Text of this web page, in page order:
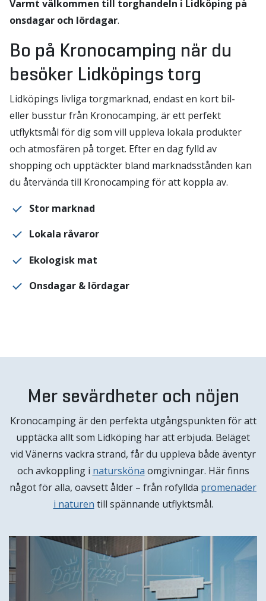
Varmt välkommen till torghandeln i Lidköping på
onsdagar och lördagar.
Bo på Kronocamping när du
besöker Lidköpings torg
Lidköpings livliga torgmarknad, endast en kort bil-
eller busstur från Kronocamping, är ett perfekt
utflyktsmål för dig som vill uppleva lokala produkter
och atmosfären på torget. Efter en dag fylld av
shopping och upptäckter bland marknadsstånden kan
du återvända till Kronocamping för att koppla av.
Stor marknad
Lokala råvaror
Ekologisk mat
Onsdagar & lördagar
Mer sevärdheter och nöjen
Kronocamping är den perfekta utgångspunkten för att
upptäcka allt som Lidköping har att erbjuda. Beläget
vid Vänerns vackra strand, får du uppleva både äventyr
och avkoppling i natursköna omgivningar. Här finns
något för alla, oavsett ålder – från rofyllda promenader
i naturen till spännande utflyktsmål.